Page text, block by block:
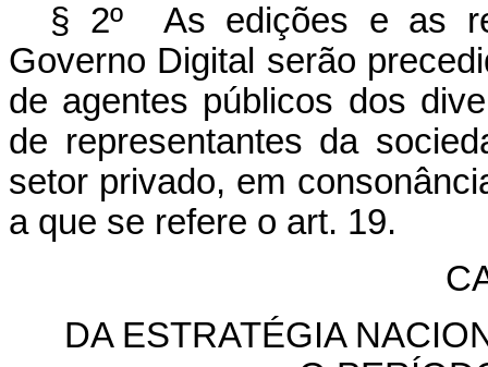
§ 2º As edições e as
Governo Digital serão
de agentes públicos dos
de representantes da
setor privado, em
a que se refere o art. 19.
DA ESTRATÉGIA